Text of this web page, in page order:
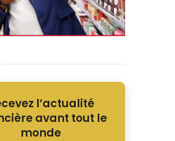
l’actualité
avant tout le
monde